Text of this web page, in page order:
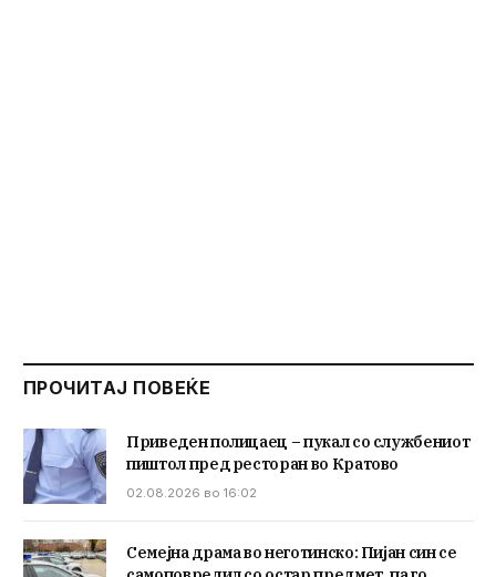
ПРОЧИТАЈ ПОВЕЌЕ
Приведен полицаец – пукал со службениот
пиштол пред ресторан во Кратово
02.08.2026 во 16:02
Семејна драма во неготинско: Пијан син се